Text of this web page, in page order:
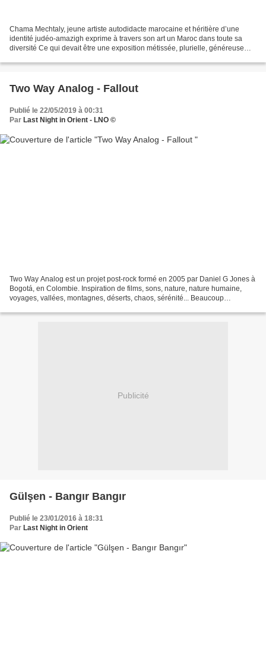
Chama Mechtaly, jeune artiste autodidacte marocaine et héritière d’une
identité judéo-amazigh exprime à travers son art un Maroc dans toute sa
diversité Ce qui devait être une exposition métissée, plurielle, généreuse
Two Way Analog - Fallout
Publié le 22/05/2019 à 00:31
Par Last Night in Orient - LNO ©
Two Way Analog est un projet post-rock formé en 2005 par Daniel G Jones à
Bogotá, en Colombie. Inspiration de films, sons, nature, nature humaine,
voyages, vallées, montagnes, déserts, chaos, sérénité... Beaucoup
Publicité
Gülşen - Bangır Bangır
Publié le 23/01/2016 à 18:31
Par Last Night in Orient